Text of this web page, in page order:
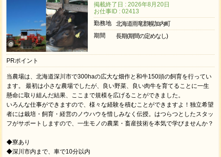
掲載終了日 : 2026年8月20日
お仕事ID : 02413
勤務地
北海道雨竜郡幌加内町
期間
長期(期間の定めなし)
PRポイント
当農場は、北海道深川市で300haの広大な畑作と和牛150頭の飼育を行ってい
ます。 最初は小さな農場でしたが、良い野菜、良い肉牛を育てることに一生
懸命に取り組んだ結果、ここまで規模を広げることができました。
いろんな仕事ができますので、様々な経験を積むことができますよ！独立希望
者には栽培・飼育・経営のノウハウを惜しみなく伝授。はつらつとしたスタッ
フがサポートしますので、一生モノの農業・畜産技術を本気で学びませんか？
◆寮あり
◆深川市内まで、車で10分以内